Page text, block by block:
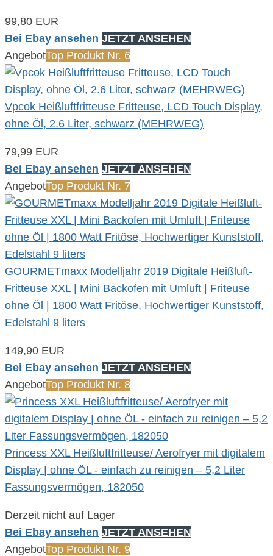
99,80 EUR
Bei Ebay ansehen JETZT ANSEHEN
AngebotTop Produkt Nr. 6
Vpcok Heißluftfritteuse Fritteuse, LCD Touch Display,
ohne Öl, 2.6 Liter, schwarz (MEHRWEG)
79,99 EUR
Bei Ebay ansehen JETZT ANSEHEN
AngebotTop Produkt Nr. 7
GOURMETmaxx Modelljahr 2019 Digitale Heißluft-
Fritteuse XXL | Mini Backofen mit Umluft | Friteuse
ohne Öl | 1800 Watt Fritöse, Hochwertiger Kunststoff,
Edelstahl 9 liters
149,90 EUR
Bei Ebay ansehen JETZT ANSEHEN
AngebotTop Produkt Nr. 8
Princess XXL Heißluftfritteuse/ Aerofryer mit digitalem
Display | ohne ÖL - einfach zu reinigen – 5,2 Liter
Fassungsvermögen, 182050
Derzeit nicht auf Lager
Bei Ebay ansehen JETZT ANSEHEN
AngebotTop Produkt Nr. 9